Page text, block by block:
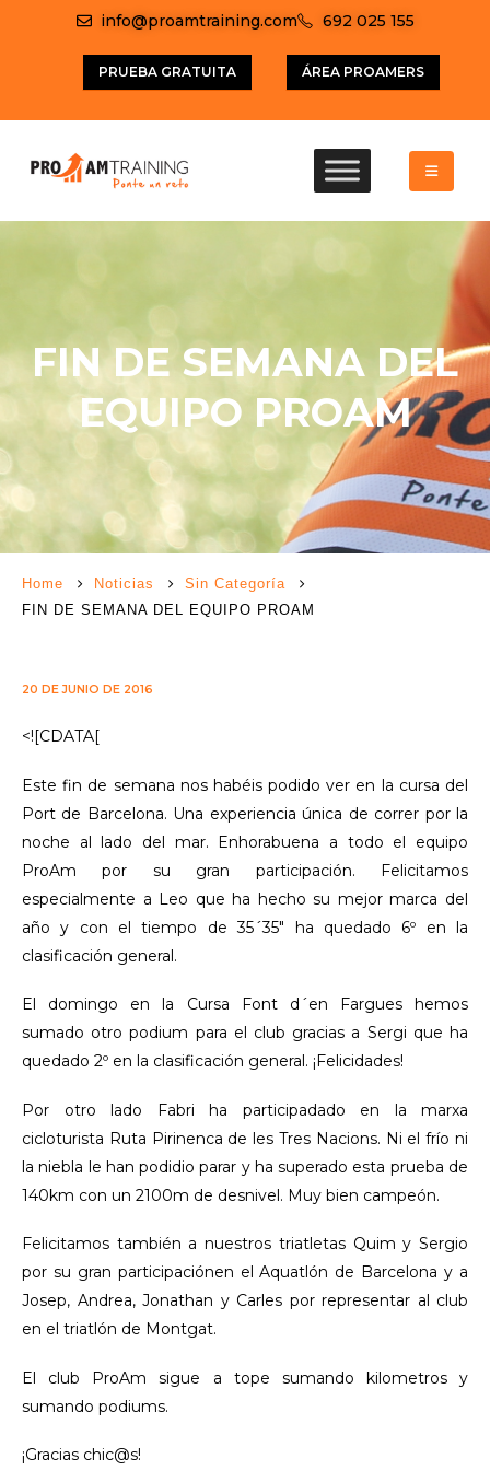
info@proamtraining.com 692 025 155
PRUEBA GRATUITA ÁREA PROAMERS
FIN DE SEMANA DEL
EQUIPO PROAM
Home Noticias
Sin Categoría
FIN DE SEMANA DEL EQUIPO PROAM
20 DE JUNIO DE 2016
<![CDATA[
Este fin de semana nos habéis podido ver en la cursa del
Port de Barcelona. Una experiencia única de correr por la
noche al lado del mar. Enhorabuena a todo el equipo
ProAm por su gran participación. Felicitamos
especialmente a Leo que ha hecho su mejor marca del
año y con el tiempo de 35´35″ ha quedado 6º en la
clasificación general.
El domingo en la Cursa Font d´en Fargues hemos
sumado otro podium para el club gracias a Sergi que ha
quedado 2º en la clasificación general. ¡Felicidades!
Por otro lado Fabri ha participadado en la marxa
cicloturista Ruta Pirinenca de les Tres Nacions. Ni el frío ni
la niebla le han podidio parar y ha superado esta prueba de
140km con un 2100m de desnivel. Muy bien campeón.
Felicitamos también a nuestros triatletas Quim y Sergio
por su gran participaciónen el Aquatlón de Barcelona y a
Josep, Andrea, Jonathan y Carles por representar al club
en el triatlón de Montgat.
El club ProAm sigue a tope sumando kilometros y
sumando podiums.
¡Gracias chic@s!